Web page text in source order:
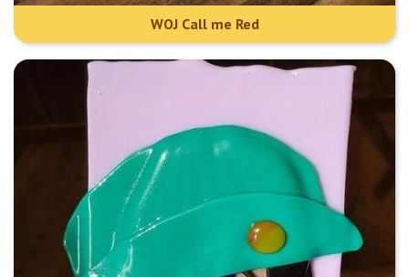
WOJ Call me Red